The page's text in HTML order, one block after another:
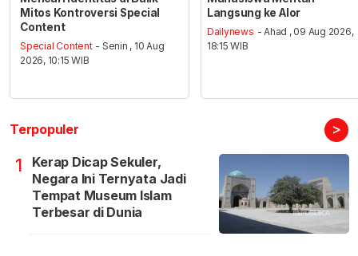
Mitos Kontroversi Special
Content
Special Content - Senin , 10 Aug
2026, 10:15 WIB
Langsung ke Alor
Dailynews - Ahad , 09 Aug 2026,
18:15 WIB
Terpopuler >
1
Kerap Dicap Sekuler,
Negara Ini Ternyata Jadi
Tempat Museum Islam
Terbesar di Dunia